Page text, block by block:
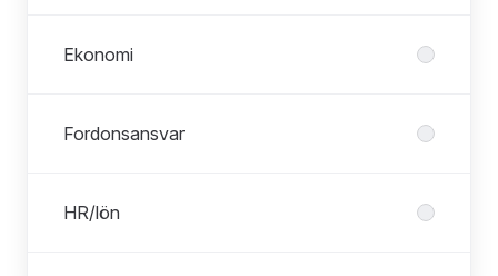
Ekonomi
Fordonsansvar
HR/lön